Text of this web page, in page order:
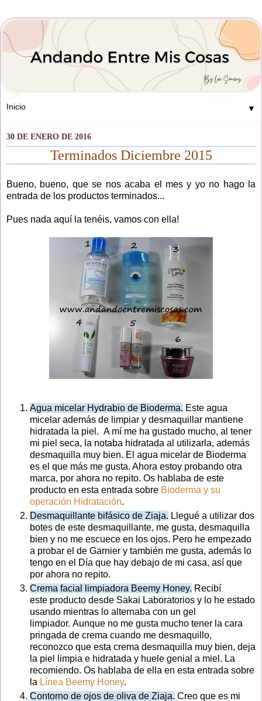
▼
30 DE ENERO DE 2016
Terminados Diciembre 2015
Bueno, bueno, que se nos acaba el mes y yo no hago la
entrada de los productos terminados...
Pues nada aquí la tenéis, vamos con ella!
Agua micelar Hydrabio de Bioderma. Este agua
micelar además de limpiar y desmaquillar mantiene
hidratada la piel. A mí me ha gustado mucho, al tener
mi piel seca, la notaba hidratada al utilizarla, además
desmaquilla muy bien. El agua micelar de Bioderma
es el que más me gusta. Ahora estoy probando otra
marca, por ahora no repito. Os hablaba de este
producto en esta entrada sobre Bioderma y su
operación Hidratación.
Desmaquillante bifásico de Ziaja. Llegué a utilizar dos
botes de este desmaquillante, me gusta, desmaquilla
bien y no me escuece en los ojos. Pero he empezado
a probar el de Garnier y también me gusta, además lo
tengo en el Día que hay debajo de mi casa, así que
por ahora no repito.
Crema facial limpiadora Beemy Honey. Recibí
este producto desde Sakai Laboratorios y lo he estado
usando mientras lo alternaba con un gel
limpiador. Aunque no me gusta mucho tener la cara
pringada de crema cuando me desmaquillo,
reconozco que esta crema desmaquilla muy bien, deja
la piel limpia e hidratada y huele genial a miel. La
recomiendo. Os hablaba de ella en esta entrada sobre
la Línea Beemy Honey.
Contorno de ojos de oliva de Ziaja. Creo que es mi